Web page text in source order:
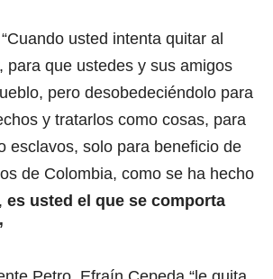
usted intenta quitar al
para que ustedes y sus amigos
pero desobedeciéndolo para
y tratarlos como cosas, para
esclavos, solo para beneficio de
de Colombia, como se ha hecho
es usted el que se comporta